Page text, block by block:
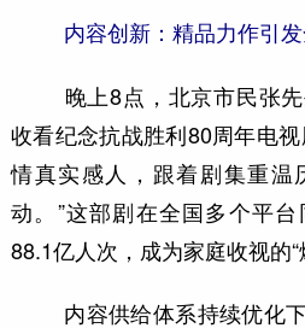
内容创新：精品力作引发
晚上8点，北京市民张先
收看纪念抗战胜利80周年电
情真实感人，跟着剧集重温
动。”这部剧在全国多个平
88.1亿人次，成为家庭收视的“
内容供给体系持续优化下